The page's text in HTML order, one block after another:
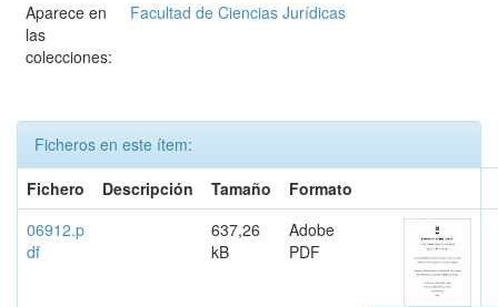
Aparece en
las
colecciones:
Facultad de Ciencias Jurídicas
Ficheros en este ítem:
Fichero
Descripción Tamaño
Formato
06912.p
df
637,26
kB
Adobe
PDF